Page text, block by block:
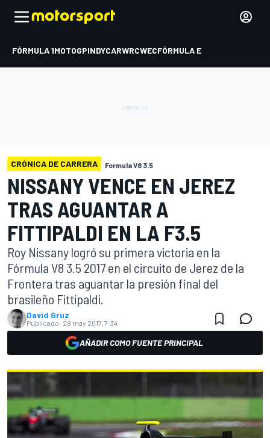
FÓRMULA 1MOTOGPINDYCARWRCWECFÓRMULA E
CRÓNICA DE CARRERA Formula V8 3.5
NISSANY VENCE EN JEREZ
TRAS AGUANTAR A
FITTIPALDI EN LA F3.5
Roy Nissany logró su primera victoria en la
Fórmula V8 3.5 2017 en el circuito de Jerez de la
Frontera tras aguantar la presión final del
brasileño Fittipaldi.
David Gruz
Publicado: 28 may 2017, 7:34
AÑADIR COMO FUENTE PRINCIPAL